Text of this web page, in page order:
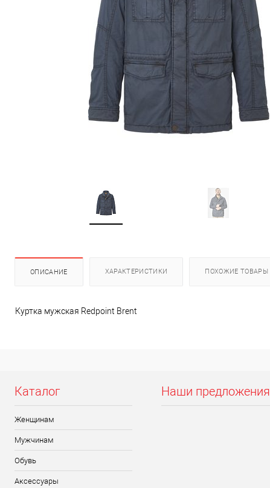
ОПИСАНИЕ ХАРАКТЕРИСТИКИ ПОХОЖИЕ ТОВАРЫ
Куртка мужская Redpoint Brent
Каталог
Женщинам
Мужчинам
Обувь
Аксессуары
Наши предложения